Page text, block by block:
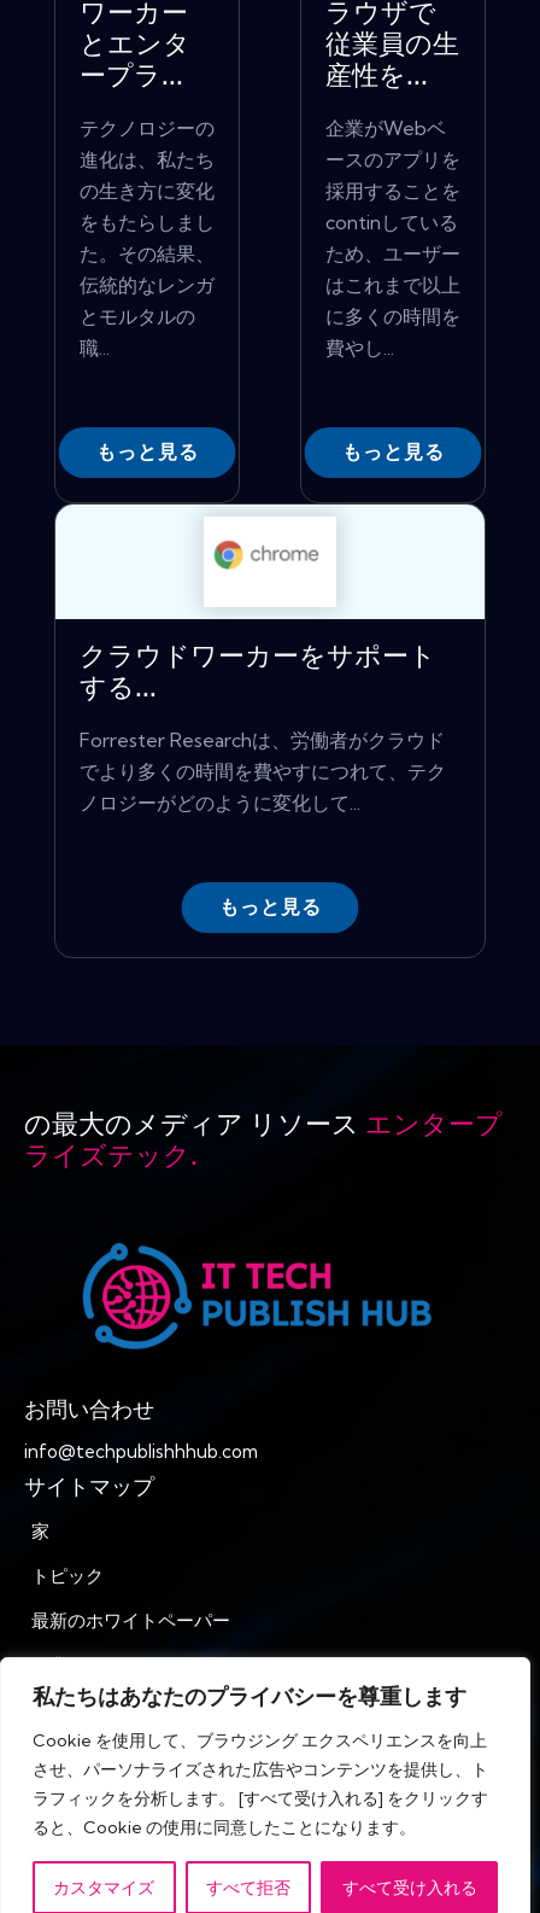
私たちはあなたのプライバシーを尊重します
Cookie を使用して、ブラウジング エクスペリエンスを向上
させ、パーソナライズされた広告やコンテンツを提供し、ト
ラフィックを分析します。 [すべて受け入れる] をクリックす
ると、Cookie の使用に同意したことになります。
カスタマイズ すべて拒否 すべて受け入れる
ワーカー
とエンタ
ープラ...
テクノロジーの
進化は、私たち
の生き方に変化
をもたらしまし
た。その結果、
伝統的なレンガ
とモルタルの
職...
もっと見る
ラウザで
従業員の生
産性を...
企業がWebベ
ースのアプリを
採用することを
continしている
ため、ユーザー
はこれまで以上
に多くの時間を
費やし...
もっと見る
クラウドワーカーをサポート
する...
Forrester Researchは、労働者がクラウド
でより多くの時間を費やすにつれて、テク
ノロジーがどのように変化して...
もっと見る
の最大のメディア リソース エンタープ
ライズテック.
お問い合わせ
info@techpublishhhub.com
サイトマップ
家
トピック
最新のホワイトペーパー
お問い合わせ
利用規約